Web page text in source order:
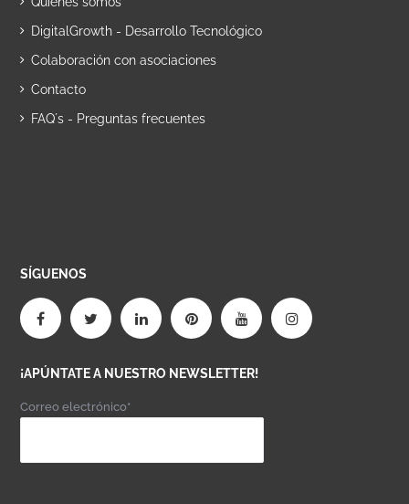
DigitalGrowth - Desarrollo Tecnológico
Colaboración con asociaciones
Contacto
FAQ´s - Preguntas frecuentes
SÍGUENOS
¡APÚNTATE A NUESTRO NEWSLETTER!
Correo electrónico*